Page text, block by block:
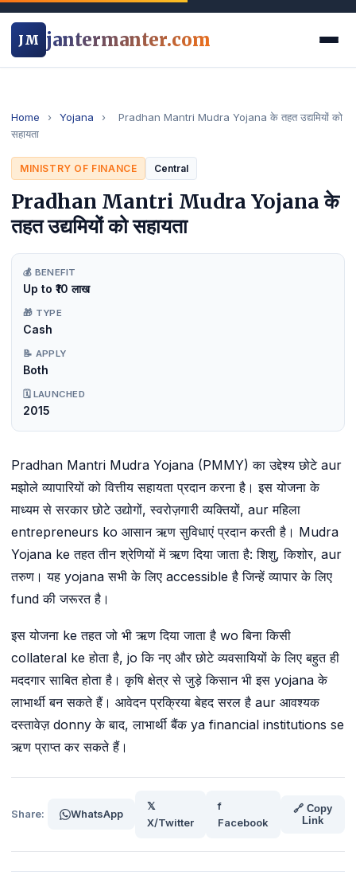
JM jantermanter.com
Home › Yojana ›
Pradhan Mantri Mudra Yojana के तहत उद्यमियों को
सहायता
MINISTRY OF FINANCE Central
Pradhan Mantri Mudra Yojana के
तहत उद्यमियों को सहायता
💰 BENEFIT
Up to ₹10 लाख
🎁 TYPE
Cash
📝 APPLY
Both
🗓️ LAUNCHED
2015
Pradhan Mantri Mudra Yojana (PMMY) का उद्देश्य छोटे aur
मझोले व्यापारियों को वित्तीय सहायता प्रदान करना है। इस योजना के
माध्यम से सरकार छोटे उद्योगों, स्वरोज़गारी व्यक्तियों, aur महिला
entrepreneurs ko आसान ऋण सुविधाएं प्रदान करती है। Mudra
Yojana ke तहत तीन श्रेणियों में ऋण दिया जाता है: शिशु, किशोर, aur
तरुण। यह yojana सभी के लिए accessible है जिन्हें व्यापार के लिए
fund की जरूरत है।
इस योजना ke तहत जो भी ऋण दिया जाता है wo बिना किसी
collateral ke होता है, jo कि नए और छोटे व्यवसायियों के लिए बहुत ही
मददगार साबित होता है। कृषि क्षेत्र से जुड़े किसान भी इस yojana के
लाभार्थी बन सकते हैं। आवेदन प्रक्रिया बेहद सरल है aur आवश्यक
दस्तावेज़ donny के बाद, लाभार्थी बैंक ya financial institutions se
ऋण प्राप्त कर सकते हैं।
Share: WhatsApp
𝕏
X/Twitter
f
Facebook
🔗 Copy
Link